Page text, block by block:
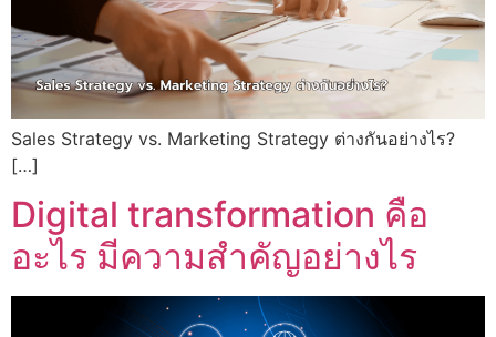
Sales Strategy vs. Marketing Strategy ต่างกันอย่างไร?
[…]
Digital transformation คือ
อะไร มีความสำคัญอย่างไร